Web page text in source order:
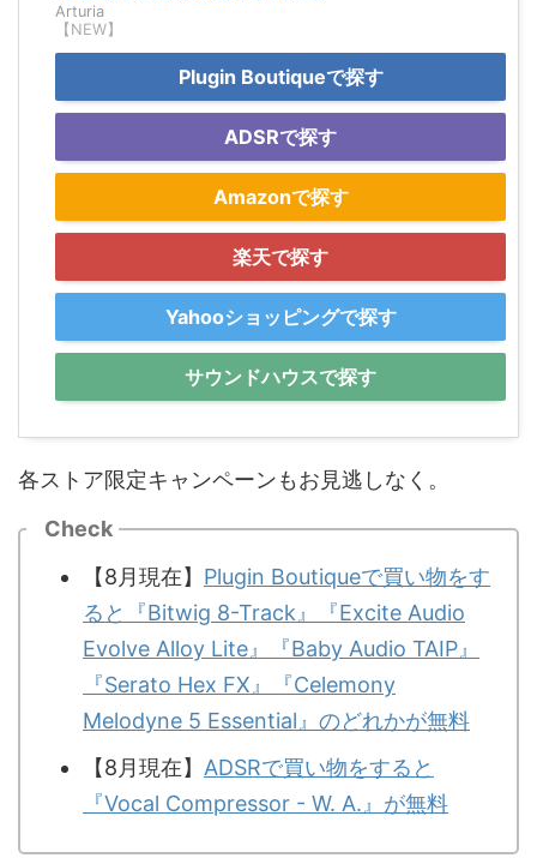
Arturia
【NEW】
Plugin Boutiqueで探す
ADSRで探す
Amazonで探す
楽天で探す
Yahooショッピングで探す
サウンドハウスで探す
各ストア限定キャンペーンもお見逃しなく。
Check
【8月現在】 Plugin Boutiqueで買い物をす
ると『Bitwig 8-Track』『Excite Audio
Evolve Alloy Lite』『Baby Audio TAIP』
『Serato Hex FX』『Celemony
Melodyne 5 Essential』のどれかが無料
【8月現在】 ADSRで買い物をすると
『Vocal Compressor - W. A.』が無料